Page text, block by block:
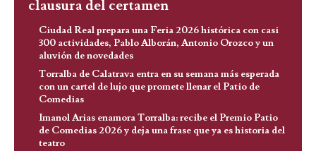
clausura del certamen
Ciudad Real prepara una Feria 2026 histórica con casi
300 actividades, Pablo Alborán, Antonio Orozco y un
aluvión de novedades
Torralba de Calatrava entra en su semana más esperada
con un cartel de lujo que promete llenar el Patio de
Comedias
Imanol Arias enamora Torralba: recibe el Premio Patio
de Comedias 2026 y deja una frase que ya es historia del
teatro